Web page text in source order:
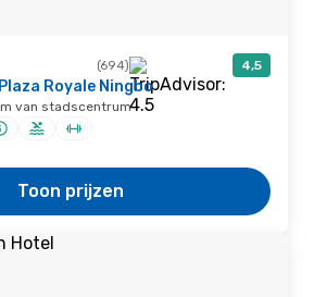
(694) 4,5
Royale Ningbo
van stadscentrum
Toon prijzen